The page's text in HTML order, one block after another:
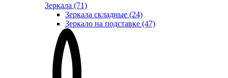
Зеркала (71)
Зеркала складные (24)
Зеркало на подставке (47)